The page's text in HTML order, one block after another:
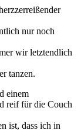
nur noch
wir letztendlich
tanzen.
einem
reif für die Couch
ist, dass ich in